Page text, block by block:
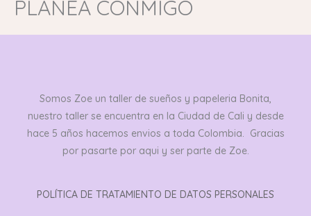
PLANEA CONMIGO
Somos Zoe un taller de sueños y papeleria Bonita,
nuestro taller se encuentra en la Ciudad de Cali y desde
hace 5 años hacemos envios a toda Colombia. Gracias
por pasarte por aqui y ser parte de Zoe.
POLÍTICA DE TRATAMIENTO DE DATOS PERSONALES